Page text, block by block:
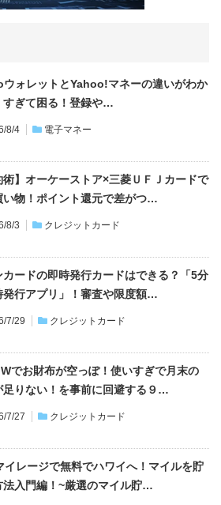
ウォレットとYahoo!マネーの違いがわか
すぎて困る！登録や…
8/4 電子マネー
術】オーケーストア×三菱ＵＦＪカードで
い物！ポイント還元で差がつ…
8/3 クレジットカード
カードの即時発行カードはできる？「5分
発行アプリ」！審査や限度額…
7/29 クレジットカード
でお財布が空っぽ！使いすぎで月末の
足りない！を事前に回避する９…
7/27 クレジットカード
イレージで無料でハワイへ！マイルを貯
法入門編！~厳選のマイル貯…